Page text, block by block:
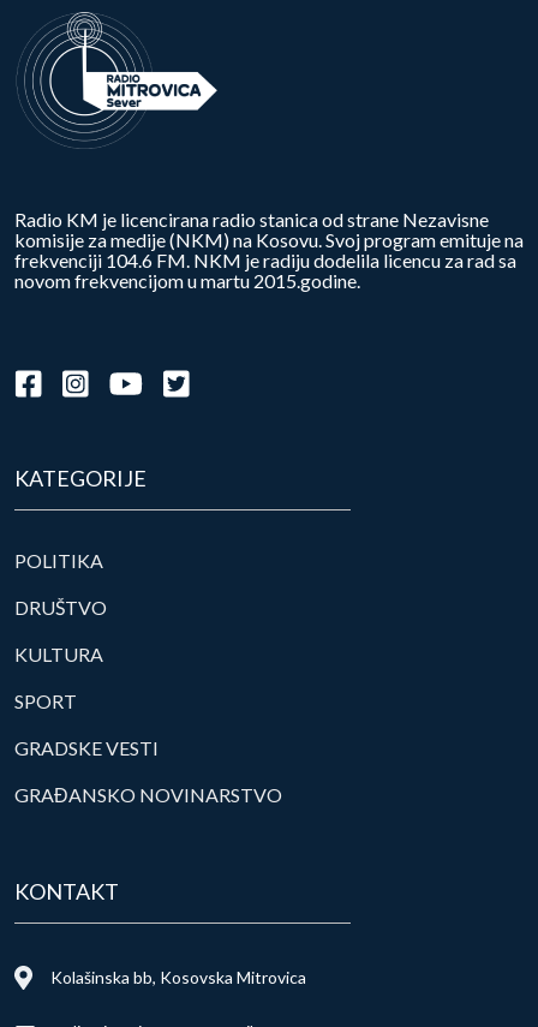
Radio KM je licencirana radio stanica od strane Nezavisne
komisije za medije (NKM) na Kosovu. Svoj program emituje na
frekvenciji 104.6 FM. NKM je radiju dodelila licencu za rad sa
novom frekvencijom u martu 2015.godine.
KATEGORIJE
POLITIKA
DRUŠTVO
KULTURA
SPORT
GRADSKE VESTI
GRAĐANSKO NOVINARSTVO
KONTAKT
Kolašinska bb, Kosovska Mitrovica